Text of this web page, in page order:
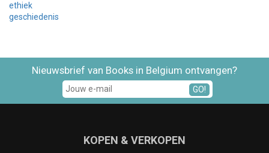
ethiek
geschiedenis
Nieuwsbrief van Books in Belgium ontvangen?
GO!
KOPEN & VERKOPEN